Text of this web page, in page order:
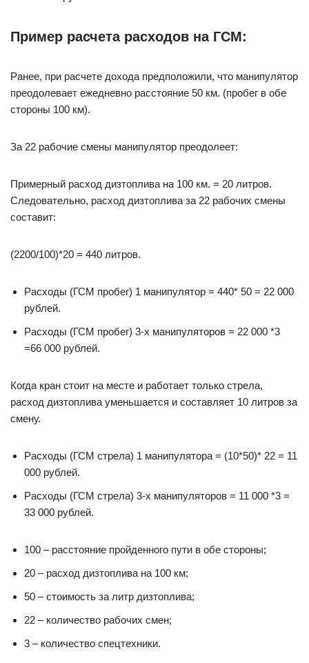
Пример расчета расходов на ГСМ:
Ранее, при расчете дохода предположили, что манипулятор
преодолевает ежедневно расстояние 50 км. (пробег в обе
стороны 100 км).
За 22 рабочие смены манипулятор преодолеет:
Примерный расход дизтоплива на 100 км. = 20 литров.
Следовательно, расход дизтоплива за 22 рабочих смены
составит:
(2200/100)*20 = 440 литров.
Расходы (ГСМ пробег) 1 манипулятор = 440* 50 = 22 000
рублей.
Расходы (ГСМ пробег) 3-х манипуляторов = 22 000 *3
=66 000 рублей.
Когда кран стоит на месте и работает только стрела,
расход дизтоплива уменьшается и составляет 10 литров за
смену.
Расходы (ГСМ стрела) 1 манипулятора = (10*50)* 22 = 11
000 рублей.
Расходы (ГСМ стрела) 3-х манипуляторов = 11 000 *3 =
33 000 рублей.
100 – расстояние пройденного пути в обе стороны;
20 – расход дизтоплива на 100 км;
50 – стоимость за литр дизтоплива;
22 – количество рабочих смен;
3 – количество спецтехники.